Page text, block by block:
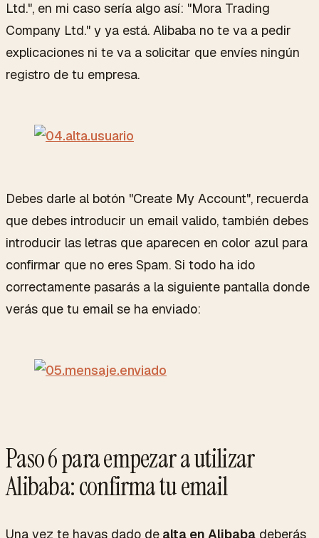
Ltd.", en mi caso sería algo así: "Mora Trading
Company Ltd." y ya está. Alibaba no te va a pedir
explicaciones ni te va a solicitar que envíes ningún
registro de tu empresa.
Debes darle al botón "Create My Account", recuerda
que debes introducir un email valido, también debes
introducir las letras que aparecen en color azul para
confirmar que no eres Spam. Si todo ha ido
correctamente pasarás a la siguiente pantalla donde
verás que tu email se ha enviado:
Paso 6 para empezar a utilizar
Alibaba: confirma tu email
Una vez te hayas dado de alta en Alibaba deberás